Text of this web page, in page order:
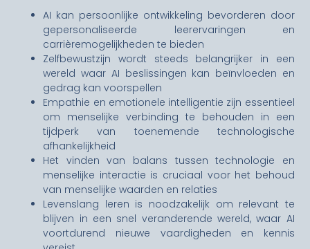
AI kan persoonlijke ontwikkeling bevorderen door
gepersonaliseerde leerervaringen en
carrièremogelijkheden te bieden
Zelfbewustzijn wordt steeds belangrijker in een
wereld waar AI beslissingen kan beïnvloeden en
gedrag kan voorspellen
Empathie en emotionele intelligentie zijn essentieel
om menselijke verbinding te behouden in een
tijdperk van toenemende technologische
afhankelijkheid
Het vinden van balans tussen technologie en
menselijke interactie is cruciaal voor het behoud
van menselijke waarden en relaties
Levenslang leren is noodzakelijk om relevant te
blijven in een snel veranderende wereld, waar AI
voortdurend nieuwe vaardigheden en kennis